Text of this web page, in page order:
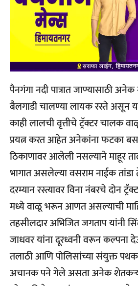
पैनगंगा नदी पात्रात जाण्यासाठी
बैलगाडी चालण्या लायक रस्ते असून या
काही लालची वृत्तीचे ट्रॅक्टर चालक
प्रयत्न करत आहेत अनेकांना फटका
ठिकाणावर आलेली नसल्याने माहूर
भागात असलेल्या वसराम नाईक तांडा
दरम्यान रस्त्यावर विना नंबरचे दोन
मध्ये वाळू भरून आणत असल्याची
तहसीलदार अभिजित जगताप यांनी
जाधवर यांना दूरध्वनी वरून कल्पना
तलाठी आणि पोलिसांच्या संयुक्त
अचानक पने गेले असता अनेक